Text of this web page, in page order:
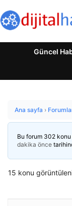
Güncel
Ana sayfa ›
Bu forum 302
dakika önce
15 konu